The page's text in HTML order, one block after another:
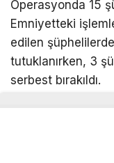
Operasyonda 15
Emniyetteki
edilen
tutuklanırken, 3